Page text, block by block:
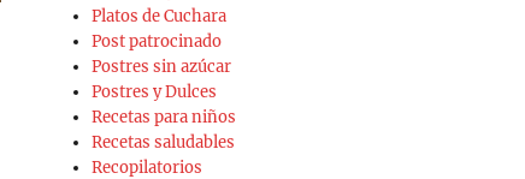
Platos de Cuchara
Post patrocinado
Postres sin azúcar
Postres y Dulces
Recetas para niños
Recetas saludables
Recopilatorios